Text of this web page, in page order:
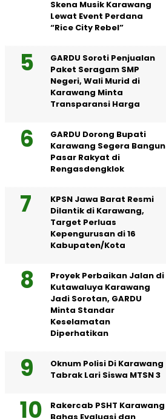
Skena Musik Karawang
Lewat Event Perdana
“Rice City Rebel”
GARDU Soroti Penjualan
Paket Seragam SMP
Negeri, Wali Murid di
Karawang Minta
Transparansi Harga
GARDU Dorong Bupati
Karawang Segera Bangun
Pasar Rakyat di
Rengasdengklok
KPSN Jawa Barat Resmi
Dilantik di Karawang,
Target Perluas
Kepengurusan di 16
Kabupaten/Kota
Proyek Perbaikan Jalan di
Kutawaluya Karawang
Jadi Sorotan, GARDU
Minta Standar
Keselamatan
Diperhatikan
Oknum Polisi Di Karawang
Tabrak Lari Siswa MTSN 3
Rakercab PSHT Karawang